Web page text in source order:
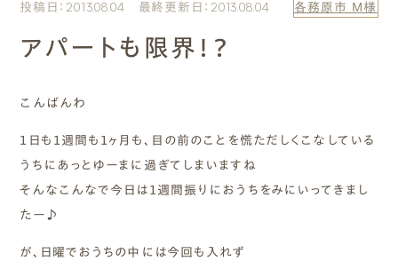
エムズのこと
0120-40-6613
まずは相談する[無料]
モデルハウスを見る
ファーストプランを試す
投稿日：2013.08.04 最終更新日：2013.08.04 各務原市 M様
アパートも限界！？
こんばんわ
１日も１週間も１ヶ月も、目の前のことを慌ただしくこなしている
うちにあっとゆーまに過ぎてしまいますね
そんなこんなで今日は１週間振りにおうちをみにいってきまし
たー♪
が、日曜でおうちの中には今回も入れず